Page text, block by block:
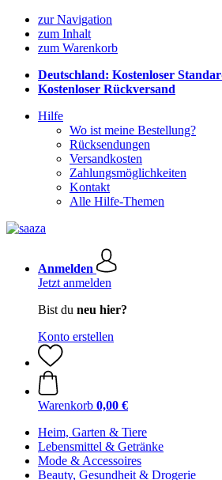
zur Navigation
zum Inhalt
zum Warenkorb
Deutschland: Kostenloser
Kostenloser Rückversand
Hilfe
Wo ist meine Bestellung?
Rücksendungen
Versandkosten
Zahlungsmöglichkeiten
Kontakt
Alle Hilfe-Themen
Anmelden
Jetzt anmelden
Bist du neu hier?
Konto erstellen
Warenkorb 0,00 €
Heim, Garten & Tiere
Lebensmittel & Getränke
Mode & Accessoires
Beauty, Gesundheit & Drogerie